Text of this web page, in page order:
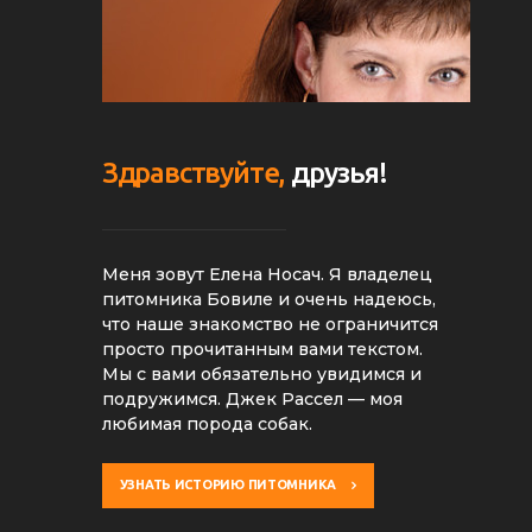
Здравствуйте, друзья!
Меня зовут Елена Носач. Я владелец
питомника Бовиле и очень надеюсь,
что наше знакомство не ограничится
просто прочитанным вами текстом.
Мы с вами обязательно увидимся и
подружимся. Джек Рассел — моя
любимая порода собак.
УЗНАТЬ ИСТОРИЮ ПИТОМНИКА